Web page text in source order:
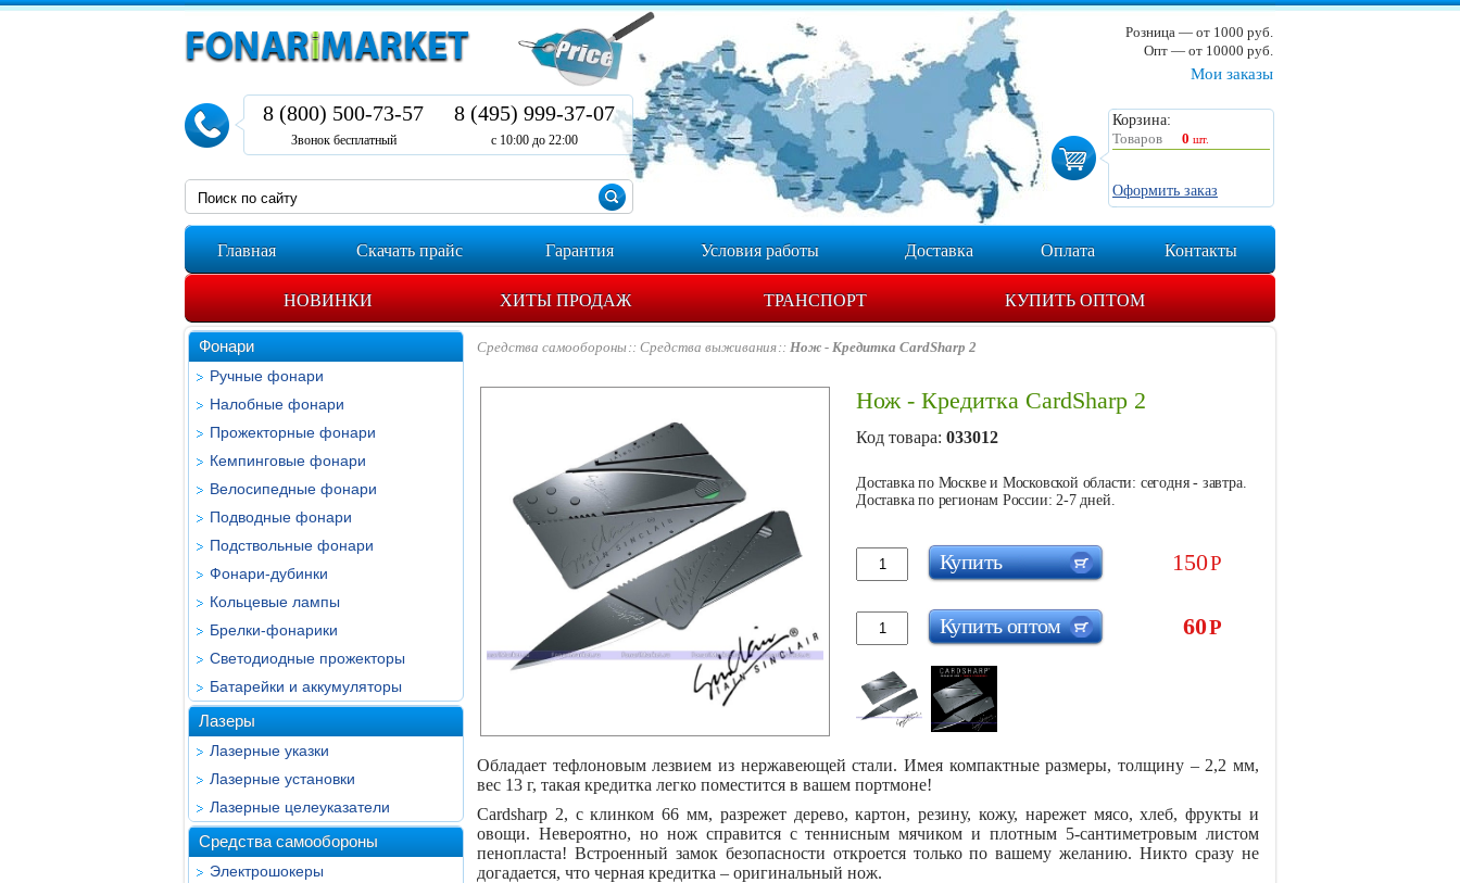
Мои заказы
Корзина:
Товаров
0 шт.
Оформить заказ
8 (800) 500-73-57
Звонок бесплатный
8 (495) 999-37-07
с 10:00 до 22:00
Розница — от 1000 руб.
Опт — от 10000 руб.
Главная Скачать прайс Гарантия Условия работы Доставка Оплата Контакты
НОВИНКИ ХИТЫ ПРОДАЖ ТРАНСПОРТ КУПИТЬ ОПТОМ
Фонари
Ручные фонари
Налобные фонари
Прожекторные фонари
Кемпинговые фонари
Велосипедные фонари
Подводные фонари
Подствольные фонари
Фонари-дубинки
Кольцевые лампы
Брелки-фонарики
Светодиодные прожекторы
Батарейки и аккумуляторы
Лазеры
Лазерные указки
Лазерные установки
Лазерные целеуказатели
Средства самообороны
Электрошокеры
Средства самообороны Средства выживания Нож - Кредитка CardSharp 2
Нож - Кредитка CardSharp 2
Код товара: 033012
Доставка по Москве и Московской области: сегодня - завтра.
Доставка по регионам России: 2-7 дней.
150Р
Купить
60Р
Купить оптом
Обладает тефлоновым лезвием из нержавеющей стали. Имея компактные размеры, толщину – 2,2 мм,
вес 13 г, такая кредитка легко поместится в вашем портмоне!
Cardsharp 2, с клинком 66 мм, разрежет дерево, картон, резину, кожу, нарежет мясо, хлеб, фрукты и
овощи. Невероятно, но нож справится с теннисным мячиком и плотным 5-сантиметровым листом
пенопласта! Встроенный замок безопасности откроется только по вашему желанию. Никто сразу не
догадается, что черная кредитка – оригинальный нож.